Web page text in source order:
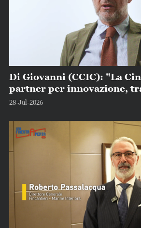
Di Giovanni (CCIC): "La
partner per innovazione,
industriale e crescita
28-Jul-2026